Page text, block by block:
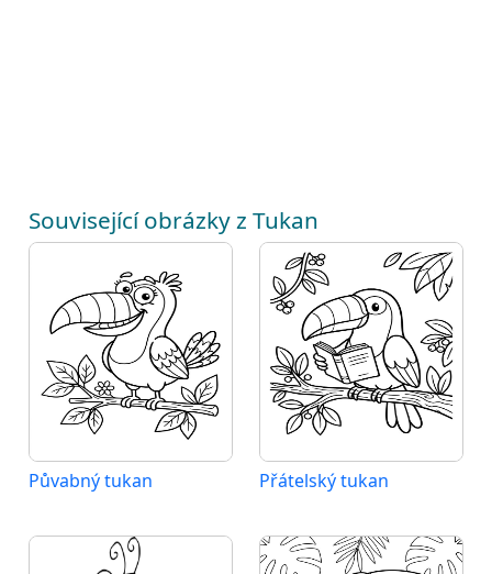
Související obrázky z Tukan
Půvabný tukan Přátelský tukan